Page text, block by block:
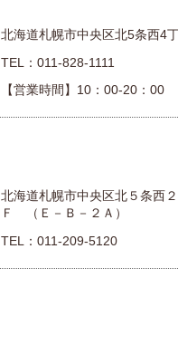
北海道札幌市中央区北5条西4
TEL： 011-828-1111
【営業時間】10：00-20：00
北海道札幌市中央区北５条
Ｆ （Ｅ－Ｂ－２Ａ）
TEL： 011-209-5120